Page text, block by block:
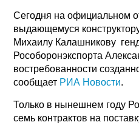
Сегодня на официальном
выдающемуся
Михаилу Калашникову
Рособоронэкспорта
востребованности
сообщает РИА Новости.
Только в нынешнем году
семь контрактов на